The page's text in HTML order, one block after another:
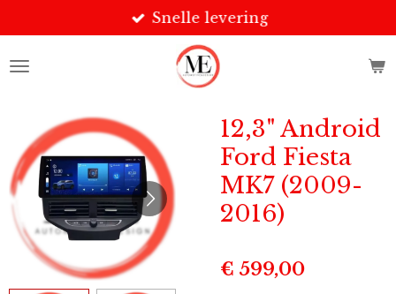
direct
naar
Snelle levering
12,3" Android
Ford Fiesta
MK7 (2009-
2016)
€ 599,00